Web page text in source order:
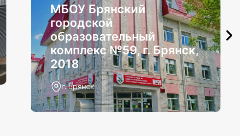
МБОУ Брянский
городской
образовательный
комплекс №59, г. Брянск,
2018
г. Брянск